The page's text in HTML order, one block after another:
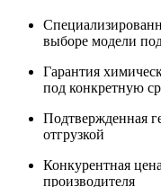
выборе модели
Гарантия
под конкретную
Подтвержденная
отгрузкой
Конкурентная
производителя